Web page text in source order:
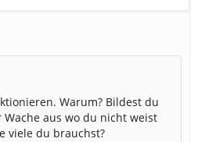
Warum? Bildest du
aus wo du nicht weist
viele du brauchst?